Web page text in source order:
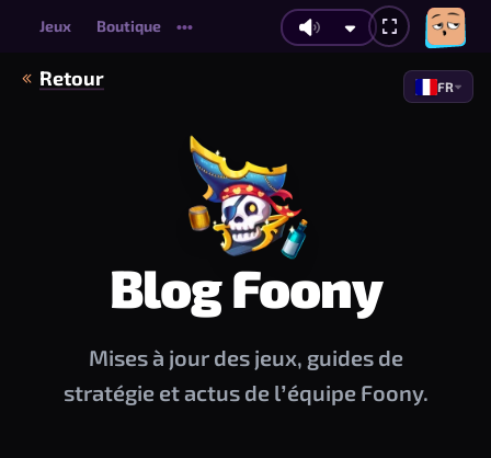
Jeux Boutique •••
Retour FR
Blog Foony
Mises à jour des jeux, guides de
stratégie et actus de l’équipe Foony.